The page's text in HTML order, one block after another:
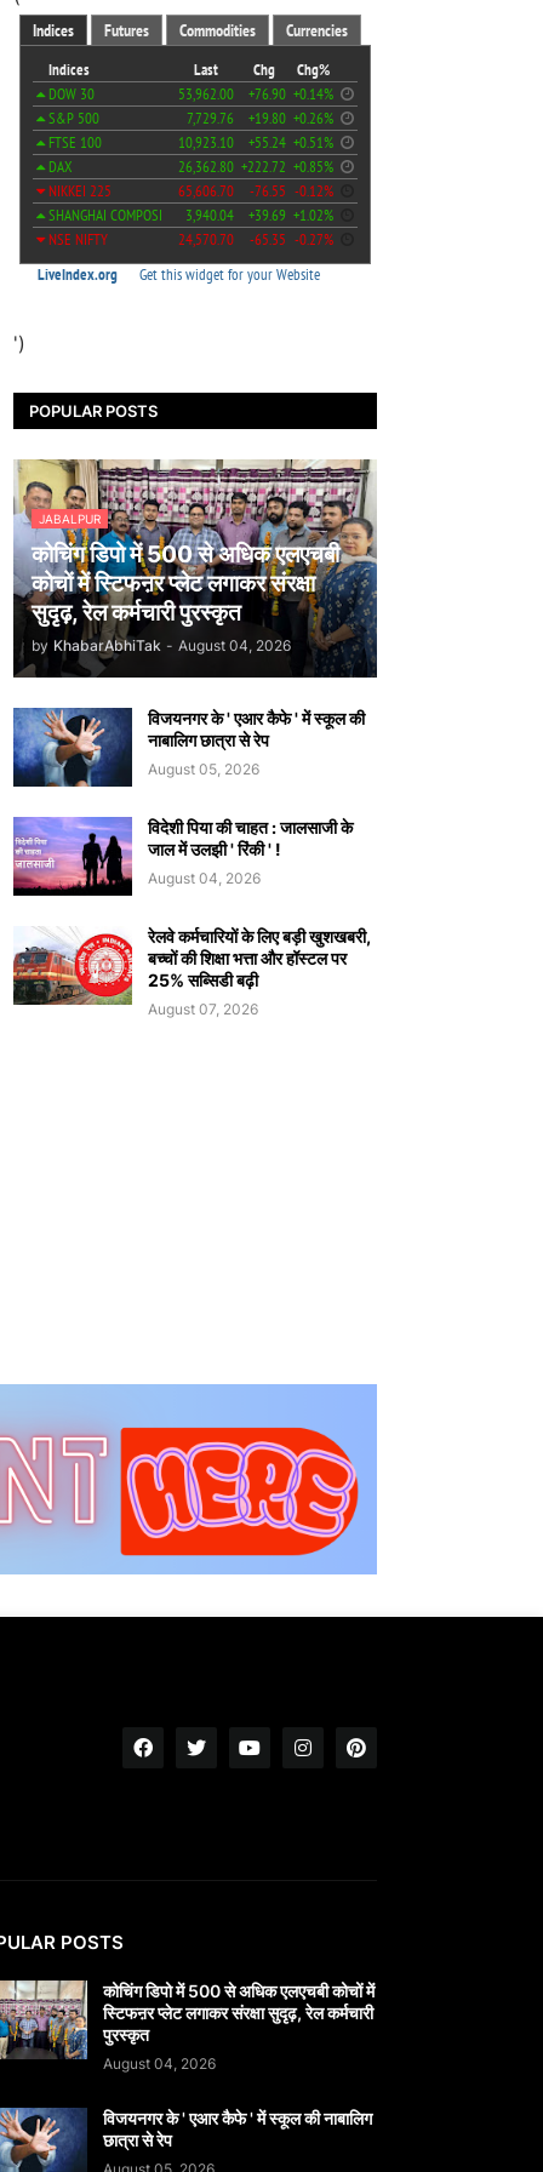
')
POPULAR POSTS
JABALPUR
कोचिंग डिपो में 500 से अधिक एलएचबी
कोचों में स्टिफऩर प्लेट लगाकर संरक्षा
सुदृढ़, रेल कर्मचारी पुरस्कृत
by KhabarAbhiTak - August 04, 2026
विजयनगर के ' एआर कैफे ' में स्कूल की
नाबालिग छात्रा से रेप
August 05, 2026
विदेशी पिया की चाहत : जालसाजी के
जाल में उलझी ' रिंकी ' !
August 04, 2026
रेलवे कर्मचारियों के लिए बड़ी खुशखबरी,
बच्चों की शिक्षा भत्ता और हॉस्टल पर
25% सब्सिडी बढ़ी
August 07, 2026
POSTS
कोचिंग डिपो में 500 से अधिक एलएचबी कोचों में
स्टिफऩर प्लेट लगाकर संरक्षा सुदृढ़, रेल कर्मचारी
पुरस्कृत
August 04, 2026
विजयनगर के ' एआर कैफे ' में स्कूल की नाबालिग
छात्रा से रेप